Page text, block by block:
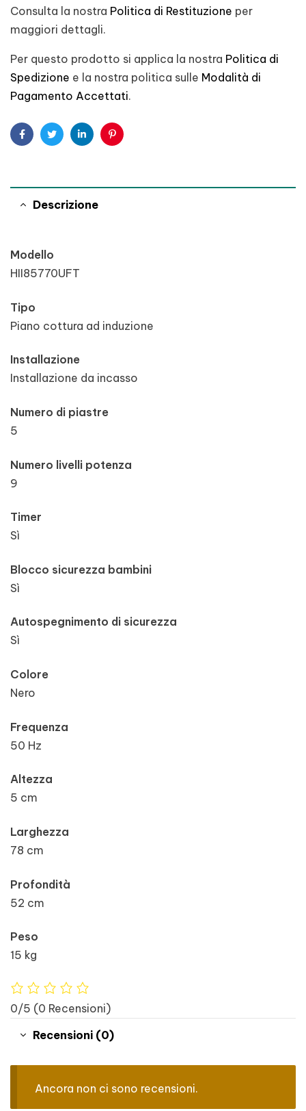
Consulta la nostra Politica di Restituzione per
maggiori dettagli.
Per questo prodotto si applica la nostra Politica di
Spedizione e la nostra politica sulle Modalità di
Pagamento Accettati.
FacebookTwitterLinkedinPinterest
Descrizione
Modello
HII85770UFT
Tipo
Piano cottura ad induzione
Installazione
Installazione da incasso
Numero di piastre
5
Numero livelli potenza
9
Timer
Sì
Blocco sicurezza bambini
Sì
Autospegnimento di sicurezza
Sì
Colore
Nero
Frequenza
50 Hz
Altezza
5 cm
Larghezza
78 cm
Profondità
52 cm
Peso
15 kg
0/5 (0 Recensioni)
Recensioni (0)
Ancora non ci sono recensioni.